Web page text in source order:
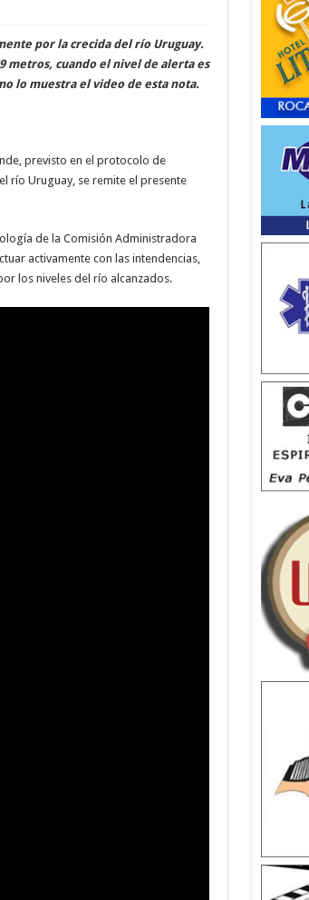
por la crecida del río Uruguay.
metros, cuando el nivel de alerta es
lo muestra el video de esta nota.
previsto en el protocolo de
río Uruguay, se remite el presente
de la Comisión Administradora
activamente con las intendencias,
los niveles del río alcanzados.